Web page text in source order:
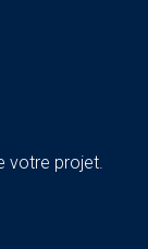
votre projet.